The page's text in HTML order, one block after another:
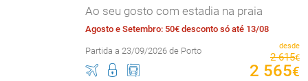
Ao seu gosto com estadia na praia
Agosto e Setembro: 50€ desconto só até 13/08
Partida a 23/09/2026 de Porto desde
2 615€
2 565€